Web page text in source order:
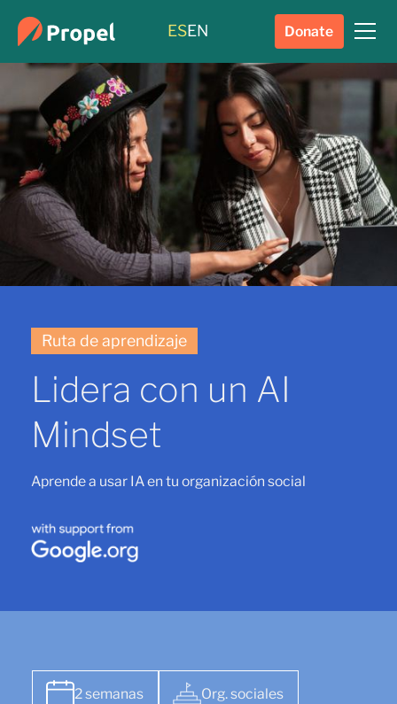
ESEN Donate
Ruta de aprendizaje
Lidera con un AI
Mindset
Aprende a usar IA en tu organización social
2 semanas Org. sociales